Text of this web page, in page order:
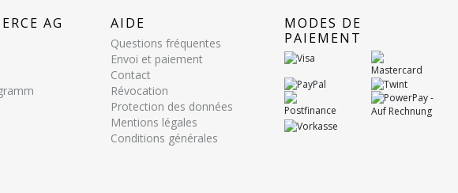
AG AIDE
Questions fréquentes
Envoi et paiement
Contact
Révocation
Protection des données
Mentions légales
Conditions générales
MODES DE
PAIEMENT